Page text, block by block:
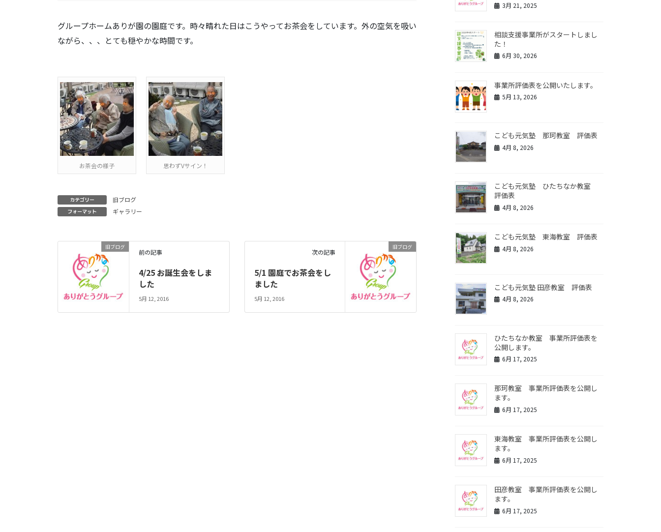
グループホームありが園の園庭です。時々晴れた日はこうやってお茶会をしています。外の空気を吸い
ながら、、、とても穏やかな時間です。
お茶会の様子 思わずVサイン！
カテゴリー 旧ブログ
フォーマット ギャラリー
旧ブログ
前の記事
4/25 お誕生会をしま
した
5月 12, 2016
旧ブログ
次の記事
5/1 園庭でお茶会をし
ました
5月 12, 2016
3月 21, 2025
相談支援事業所がスタートしまし
た！
6月 30, 2026
事業所評価表を公開いたします。
5月 13, 2026
こども元気塾 那珂教室 評価表
4月 8, 2026
こども元気塾 ひたちなか教室
評価表
4月 8, 2026
こども元気塾 東海教室 評価表
4月 8, 2026
こども元気塾 田彦教室 評価表
4月 8, 2026
ひたちなか教室 事業所評価表を
公開します。
6月 17, 2025
那珂教室 事業所評価表を公開し
ます。
6月 17, 2025
東海教室 事業所評価表を公開し
ます。
6月 17, 2025
田彦教室 事業所評価表を公開し
ます。
6月 17, 2025